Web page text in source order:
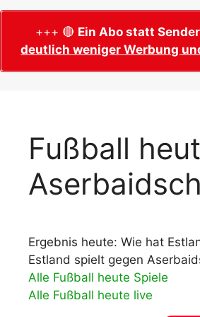
Wer wird Fußball-Weltmeister 2026?
Alle WM 2026 Trainer
Adidas Trionda: offizielle WM 2026
Spielball
WM 2026 Qualifikation in Europa:
& Spielplan
+++ 🔴 Ein Abo statt
deutlich weniger Werbung
Fußball
Ergebnis heute: Wie hat
Estland spielt gegen
Alle Fußball heute Spiele
Alle Fußball heute live